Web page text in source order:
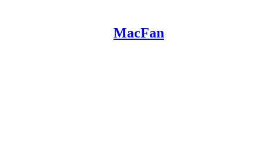
MacFan